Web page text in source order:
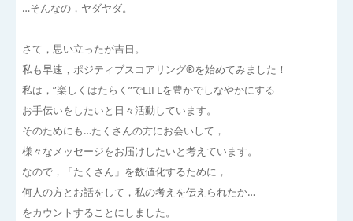
…そんなの，ヤダヤダ。
さて，思い立ったが吉日。
私も早速，ポジティブスコアリング®を始めてみました！
私は，”楽しくはたらく”でLIFEを豊かでしなやかにする
お手伝いをしたいと日々活動しています。
そのためにも…たくさんの方にお会いして，
様々なメッセージをお届けしたいと考えています。
なので，「たくさん」を数値化するために，
何人の方とお話をして，私の考えを伝えられたか…
をカウントすることにしました。